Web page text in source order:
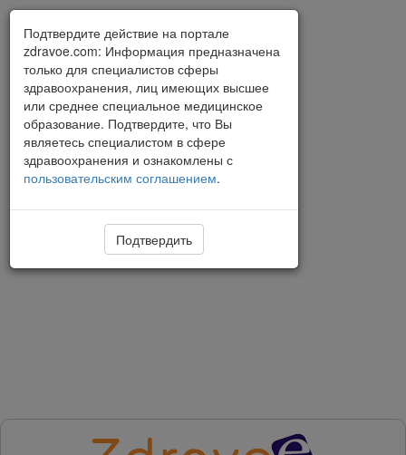
Подтвердите действие на портале
zdravoe.com: Информация предназначена
только для специалистов сферы
здравоохранения, лиц имеющих высшее
или среднее специальное медицинское
образование. Подтвердите, что Вы
являетесь специалистом в сфере
здравоохранения и ознакомлены с
пользовательским соглашением.
Подтвердить